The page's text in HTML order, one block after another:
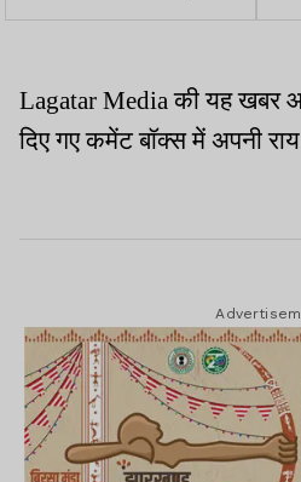
में पर्यवेक्षकों ने की रायशुमारी
Lagatar Mediaकी यह खबर
दिए गए कमेंट बॉक्स में अपनी राय